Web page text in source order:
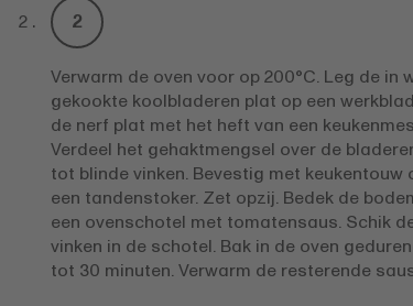
Verwarm de oven voor op 200°C. Leg de in
gekookte koolbladeren plat op een
de nerf plat met het heft van een
Verdeel het gehaktmengsel over de
tot blinde vinken. Bevestig met keukentouw
een tandenstoker. Zet opzij. Bedek de
een ovenschotel met tomatensaus. Schik
vinken in de schotel. Bak in de oven
tot 30 minuten. Verwarm de resterende